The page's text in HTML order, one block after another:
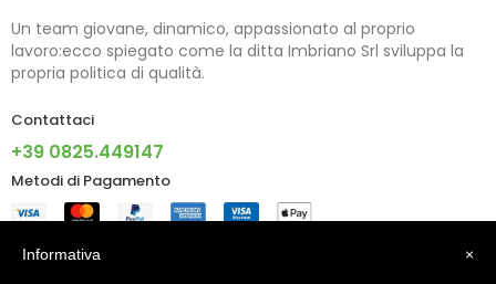
Un team giovane, dinamico, appassionato al proprio
lavoro:ecco spiegato come la ditta Imbriano Srl sviluppa la
propria politica di qualità.
Contattaci
+39 0825.449147
Metodi di Pagamento
Informazioni
×
Informativa